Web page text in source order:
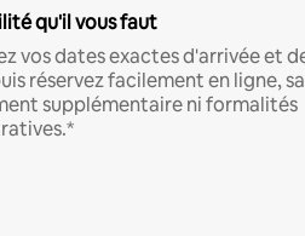
qu'il vous faut
vos dates exactes d'arrivée et
réservez facilement en ligne,
supplémentaire ni formalités